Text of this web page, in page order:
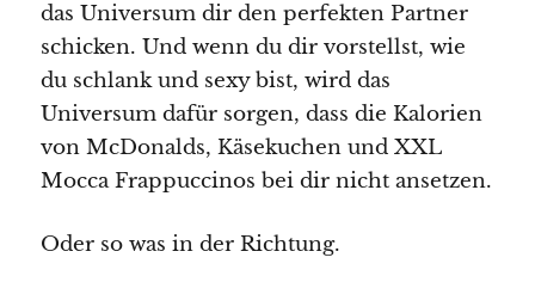
das Universum dir den perfekten Partner
schicken. Und wenn du dir vorstellst, wie
du schlank und sexy bist, wird das
Universum dafür sorgen, dass die Kalorien
von McDonalds, Käsekuchen und XXL
Mocca Frappuccinos bei dir nicht ansetzen.
Oder so was in der Richtung.